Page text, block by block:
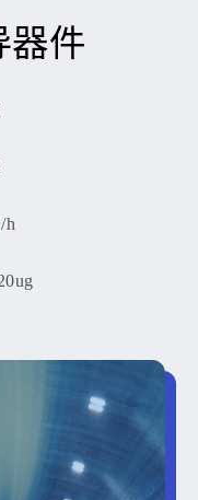
器件
h